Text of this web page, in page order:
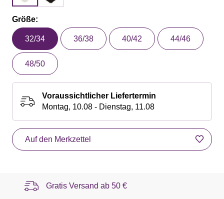
Größe:
32/34 36/38 40/42 44/46
48/50
Voraussichtlicher Liefertermin
Montag, 10.08 - Dienstag, 11.08
Auf den Merkzettel
Gratis Versand ab 50 €